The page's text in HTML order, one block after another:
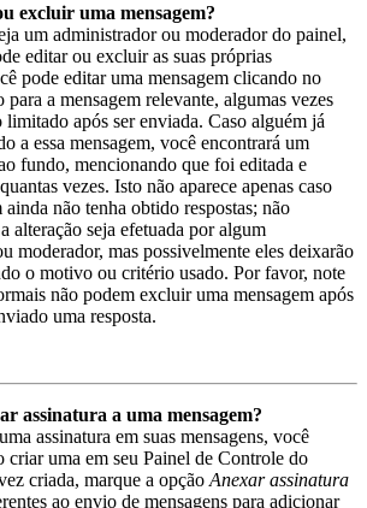
excluir uma mensagem?
um administrador ou moderador do painel,
editar ou excluir as suas próprias
pode editar uma mensagem clicando no
para a mensagem relevante, algumas vezes
após ser enviada. Caso alguém já
a essa mensagem, você encontrará um
fundo, mencionando que foi editada e
vezes. Isto não aparece apenas caso
ainda não tenha obtido respostas; não
alteração seja efetuada por algum
moderador, mas possivelmente eles deixarão
o motivo ou critério usado. Por favor, note
não podem excluir uma mensagem após
uma resposta.
assinatura a uma mensagem?
assinatura em suas mensagens, você
criar uma em seu Painel de Controle do
criada, marque a opção Anexar assinatura
ao envio de mensagens para adicionar